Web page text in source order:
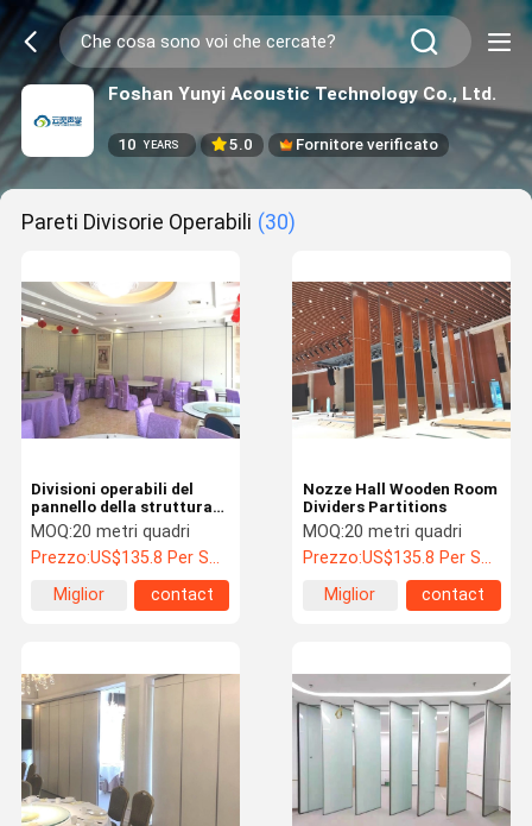
Foshan Yunyi Acoustic Technology Co., Ltd.
10 YEARS 5.0 Fornitore verificato
Pareti Divisorie Operabili (30)
Divisioni operabili del
pannello della struttura
di alluminio
MOQ:20 metri quadri
Prezzo:US$135.8 Per Square Meter
Miglior
contact
Nozze Hall Wooden Room
Dividers Partitions
MOQ:20 metri quadri
Prezzo:US$135.8 Per Square Meter
Miglior
contact